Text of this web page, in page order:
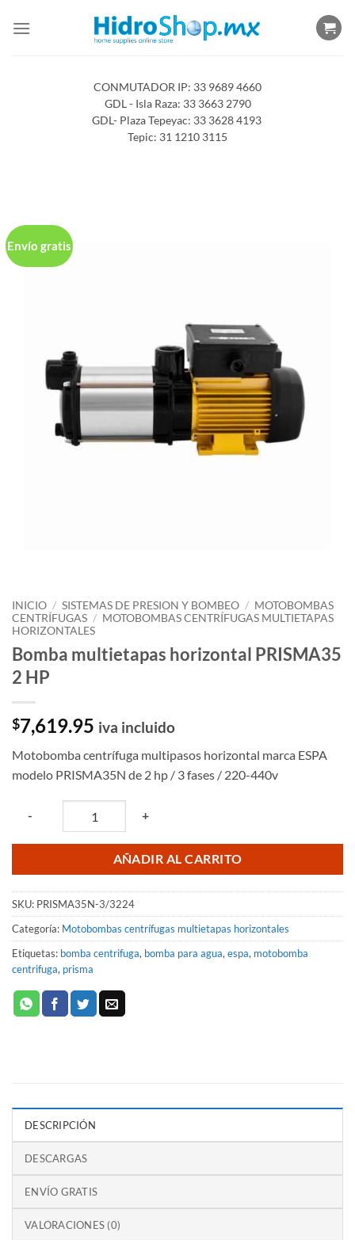
CONMUTADOR IP: 33 9689 4660
GDL - Isla Raza: 33 3663 2790
GDL- Plaza Tepeyac: 33 3628 4193
Tepic: 31 1210 3115
Envío gratis
INICIO / SISTEMAS DE PRESION Y BOMBEO / MOTOBOMBAS
CENTRÍFUGAS / MOTOBOMBAS CENTRÍFUGAS MULTIETAPAS
HORIZONTALES
Bomba multietapas horizontal PRISMA35
2 HP
$7,619.95 iva incluido
Motobomba centrífuga multipasos horizontal marca ESPA
modelo PRISMA35N de 2 hp / 3 fases / 220-440v
- +
AÑADIR AL CARRITO
SKU: PRISMA35N-3/3224
Categoría: Motobombas centrífugas multietapas horizontales
Etiquetas: bomba centrifuga, bomba para agua, espa, motobomba
centrifuga, prisma
DESCRIPCIÓN
DESCARGAS
ENVÍO GRATIS
VALORACIONES (0)